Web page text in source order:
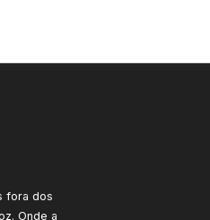
fora dos
Onde a